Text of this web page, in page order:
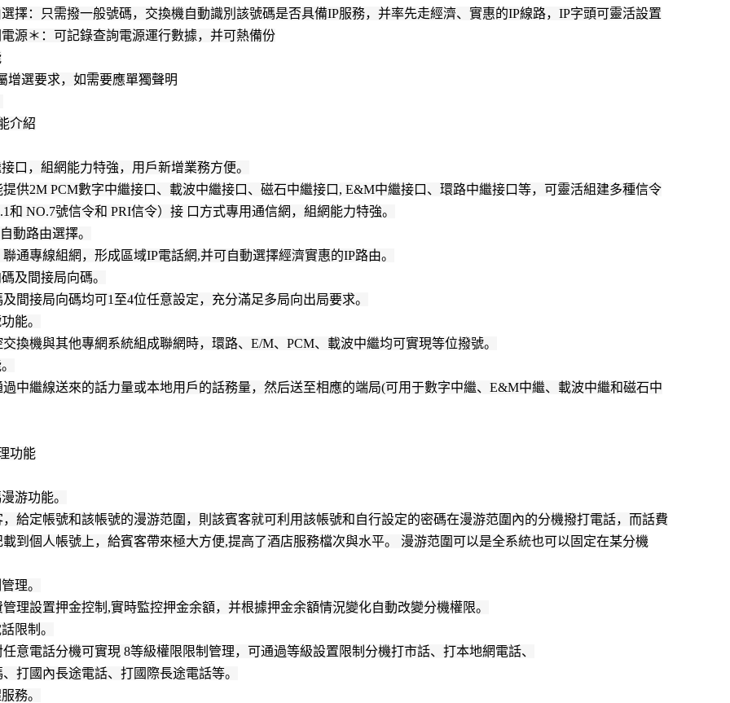
擇：只需撥一般號碼，交換機自動識別該號碼是否具備IP服務，并率先走經濟、實惠的IP線路，IP字頭可靈活設置
源＊：可記錄查詢電源運行數據，并可熱備份
增選要求，如需要應單獨聲明
介紹
口，組網能力特強，用戶新增業務方便。
供2M PCM數字中繼接口、載波中繼接口、磁石中繼接口, E&M中繼接口、環路中繼接口等，可靈活組建多種信令
和 NO.7號信令和 PRI信令）接 口方式專用通信網，組網能力特強。
動路由選擇。
通專線組網，形成區域IP電話網,并可自動選擇經濟實惠的IP路由。
及間接局向碼。
間接局向碼均可1至4位任意設定，充分滿足多局向出局要求。
能。
換機與其他專網系統組成聯網時，環路、E/M、PCM、載波中繼均可實現等位撥號。
中繼線送來的話力量或本地用戶的話務量，然后送至相應的端局(可用于數字中繼、E&M中繼、載波中繼和磁石中
功能
游功能。
給定帳號和該帳號的漫游范圍，則該賓客就可利用該帳號和自行設定的密碼在漫游范圍內的分機撥打電話，而話費
到個人帳號上，給賓客帶來極大方便,提高了酒店服務檔次與水平。 漫游范圍可以是全系統也可以固定在某分機
理。
理設置押金控制,實時監控押金余額，并根據押金余額情況變化自動改變分機權限。
限制。
意電話分機可實現 8等級權限限制管理，可通過等級設置限制分機打市話、打本地網電話、
打國內長途電話、打國際長途電話等。
務。